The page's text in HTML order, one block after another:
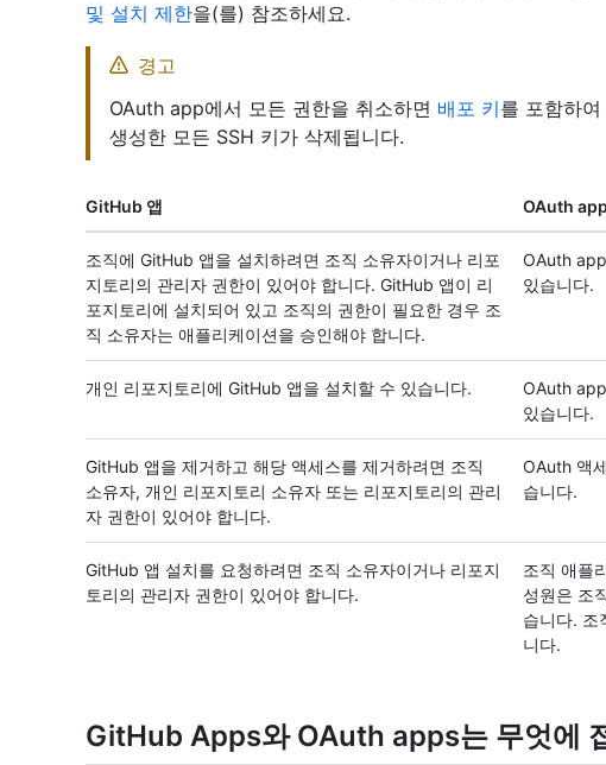
및 설치 제한을(를) 참조하세요.
경고
OAuth app에서 모든 권한을 취소하면 배포 키를 포함하
생성한 모든 SSH 키가 삭제됩니다.
GitHub 앱 OAuth
조직에 GitHub 앱을 설치하려면 조직 소유자이거나 리포
지토리의 관리자 권한이 있어야 합니다. GitHub 앱이 리
포지토리에 설치되어 있고 조직의 권한이 필요한 경우 조
직 소유자는 애플리케이션을 승인해야 합니다.
OAuth
있습니다.
개인 리포지토리에 GitHub 앱을 설치할 수 있습니다.
OAuth
있습니다.
GitHub 앱을 제거하고 해당 액세스를 제거하려면 조직
소유자, 개인 리포지토리 소유자 또는 리포지토리의 관리
자 권한이 있어야 합니다.
OAuth 액
습니다.
GitHub 앱 설치를 요청하려면 조직 소유자이거나 리포지
토리의 관리자 권한이 있어야 합니다.
조직 애플
성원은 조
습니다. 조
니다.
GitHub Apps와 OAuth apps는 무엇에